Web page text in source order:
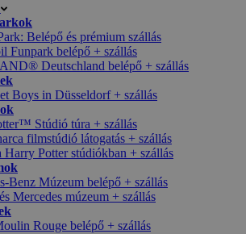
Belépő és prémium szállás
Funpark belépő + szállás
Deutschland belépő + szállás
Boys in Düsseldorf + szállás
Stúdió túra + szállás
filmstúdió látogatás + szállás
Harry Potter stúdiókban + szállás
Benz Múzeum belépő + szállás
Mercedes múzeum + szállás
Rouge belépő + szállás